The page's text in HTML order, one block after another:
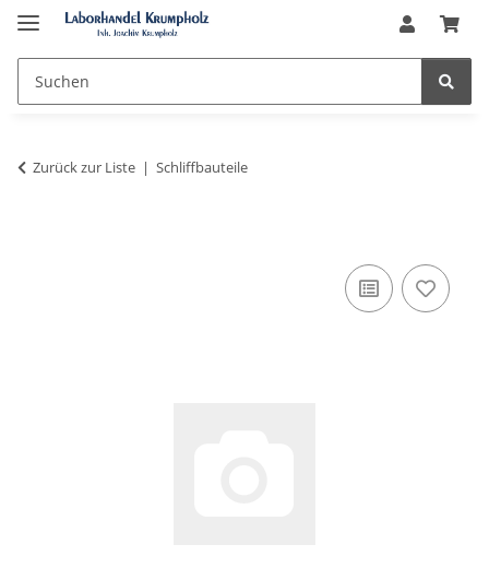
Zurück zur Liste Schliffbauteile